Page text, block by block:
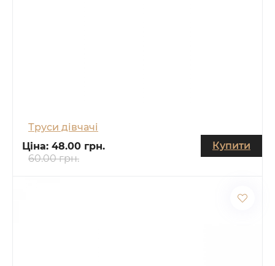
Труси дівчачі
Ціна: 48.00 грн.
60.00 грн.
Купити